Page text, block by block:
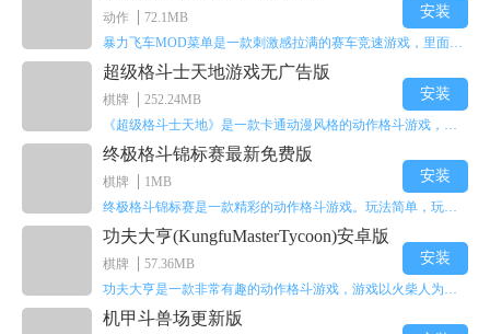
动作
72.1MB
暴力飞车MOD菜单是一款刺激感拉满的赛车竞速游戏，里面有海量顶级超跑等着玩家去解锁和驾驶。游戏还加入了充满悬念的隐藏宝箱系统，打开宝箱能获得稀有道具、性能强化组件和特殊奖励，这些都能大大提高通关效率和竞技优势，玩起来紧张又爽快，沉浸感特别强。
安装
超级格斗士天地游戏无广告版
棋牌
252.24MB
《超级格斗士天地》是一款卡通动漫风格的动作格斗游戏，能瞬间点燃你的格斗激情，让你迅速热血沸腾。游戏里有海绵宝宝、超能小子、幻影丹尼等众多热门角色可供挑选，趣味性拉满，玩起来容易上瘾，绝对是打发无聊时光的绝佳选择。对这款游戏感兴趣的朋友，欢迎来天尚站体验~
安装
终极格斗锦标赛最新免费版
棋牌
1MB
终极格斗锦标赛是一款精彩的动作格斗游戏。玩法简单，玩家只需滑动手势，就能施展出华丽的史诗动作与超级连招。不断提升、升级你的战斗技能吧！欢迎前来体验！在原有基础上，操作体验进行了一定优化，玩家操作将更加简洁流畅，还能为角色添加特殊能力与招式。喜欢这类游戏的玩家可千万别错过！
安装
功夫大亨(KungfuMasterTycoon)安卓版
棋牌
57.36MB
功夫大亨是一款非常有趣的动作格斗游戏，游戏以火柴人为角色形象，不同职业的角色都拥有独特的特殊效果。玩家可以选择自己喜爱的角色挑战关卡，在关卡中通过施展连续特技来消灭怪物。游戏有着精彩的战斗方式和炫酷的特效，喜欢这类游戏的玩家快来体验功夫大亨吧！
安装
机甲斗兽场更新版